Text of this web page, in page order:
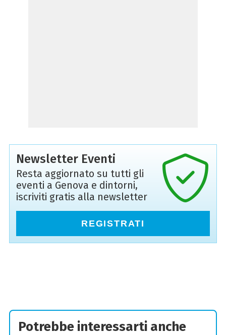
Newsletter Eventi
Resta aggiornato su tutti gli
eventi a Genova e dintorni,
iscriviti gratis alla newsletter
REGISTRATI
Potrebbe interessarti anche